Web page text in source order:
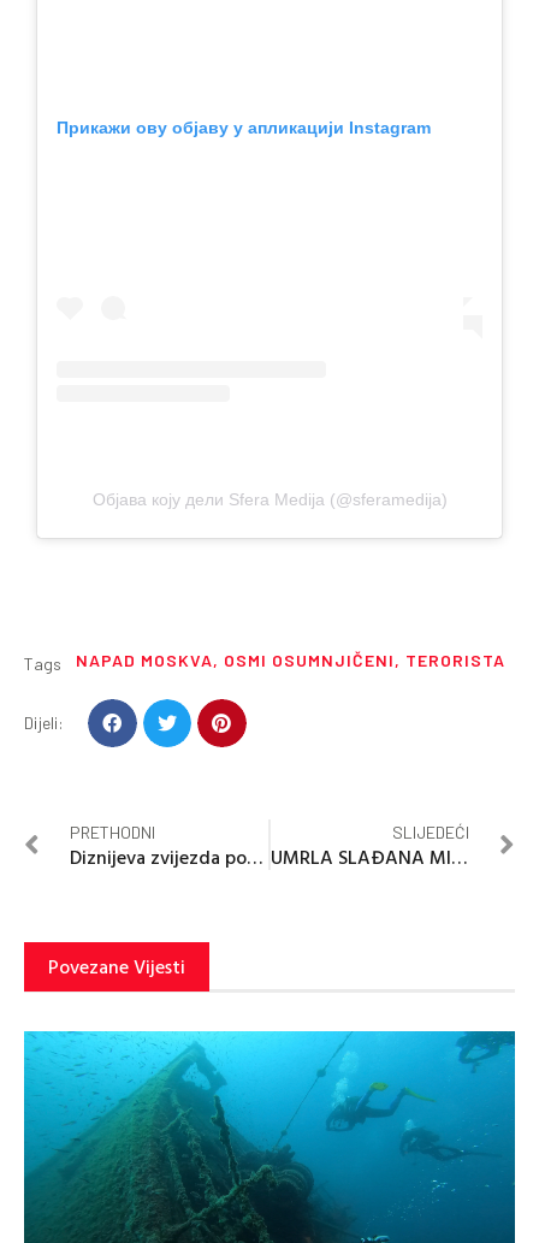
Прикажи ову објаву у апликацији Instagram
Објава коју дели Sfera Medija (@sferamedija)
Tags NAPAD MOSKVA, OSMI OSUMNJIČENI, TERORISTA
Dijeli:
PRETHODNI
Diznijeva zvijezda postala porno-glumica
SLIJEDEĆI
UMRLA SLAĐANA MILOŠEVIĆ (69)
Povezane Vijesti